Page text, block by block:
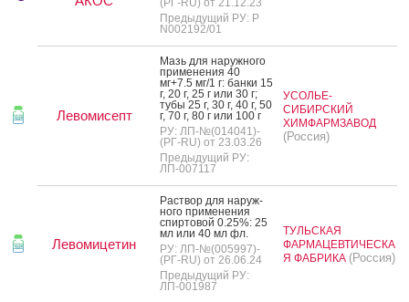
(РГ-RU) от 21.12.23
Предыдущий РУ: Р
N002192/01
Левомисепт
Мазь для на­руж­но­го
при­мене­ния 40
мг+7.5 мг/1 г: бан­ки 15
г, 20 г, 25 г или 30 г;
ту­бы 25 г, 30 г, 40 г, 50
г, 70 г, 80 г или 100 г
РУ: ЛП-№(014041)-
(РГ-RU) от 23.03.26
Предыдущий РУ:
ЛП-007117
УСОЛЬЕ-
СИБИРСКИЙ
ХИМФАРМЗАВОД
(Россия)
Левомицетин
Рас­твор для на­руж­
но­го при­мене­ния
спир­то­вой 0.25%: 25
мл или 40 мл фл.
РУ: ЛП-№(005997)-
(РГ-RU) от 26.06.24
Предыдущий РУ:
ЛП-001987
ТУЛЬСКАЯ
ФАРМАЦЕВТИЧЕСКА
Я ФАБРИКА (Россия)